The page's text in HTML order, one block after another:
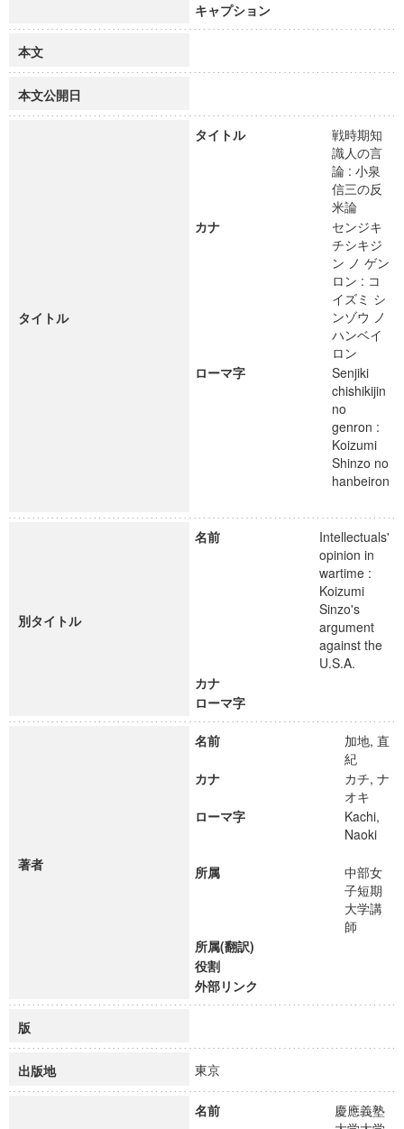
キャプション
本文
本文公開日
タイトル
タイトル
戦時期知
識人の言
論 : 小泉
信三の反
米論
カナ
センジキ
チシキジ
ン ノ ゲン
ロン : コ
イズミ シ
ンゾウ ノ
ハンベイ
ロン
ローマ字
Senjiki
chishikijin
no
genron :
Koizumi
Shinzo no
hanbeiron
別タイトル
名前
Intellectuals'
opinion in
wartime :
Koizumi
Sinzo's
argument
against the
U.S.A.
カナ
ローマ字
著者
名前
加地, 直
紀
カナ
カチ, ナ
オキ
ローマ字
Kachi,
Naoki
所属
中部女
子短期
大学講
師
所属(翻訳)
役割
外部リンク
版
出版地 東京
名前
慶應義塾